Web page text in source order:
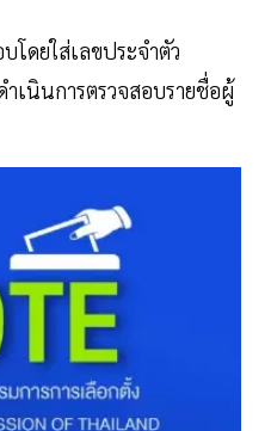
โดยใส่เลขประจำตัว
เนินการตรวจสอบรายชื่อผู้